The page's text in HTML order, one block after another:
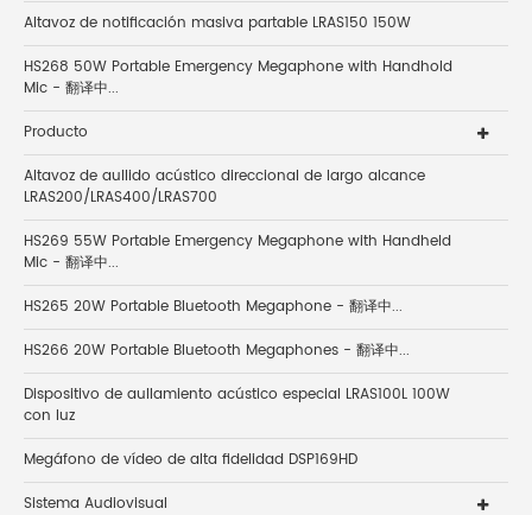
Altavoz de notificación masiva partable LRAS150 150W
HS268 50W Portable Emergency Megaphone with Handhold
Mic - 翻译中...
Producto
Altavoz de aullido acústico direccional de largo alcance
LRAS200/LRAS400/LRAS700
HS269 55W Portable Emergency Megaphone with Handheld
Mic - 翻译中...
HS265 20W Portable Bluetooth Megaphone - 翻译中...
HS266 20W Portable Bluetooth Megaphones - 翻译中...
Dispositivo de aullamiento acústico especial LRAS100L 100W
con luz
Megáfono de vídeo de alta fidelidad DSP169HD
Sistema Audiovisual